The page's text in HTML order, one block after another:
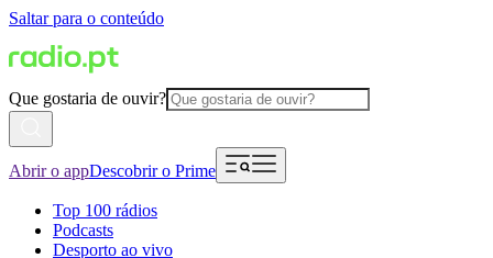
Saltar para o conteúdo
Que gostaria de ouvir?
Abrir o appDescobrir o Prime
Top 100 rádios
Podcasts
Desporto ao vivo